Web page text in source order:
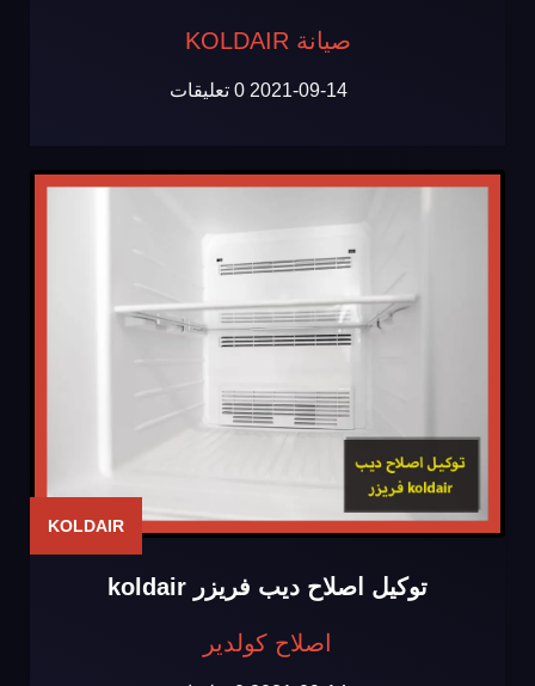
صيانة KOLDAIR
2021-09-14 0 تعليقات
KOLDAIR
توكيل اصلاح ديب فريزر koldair
اصلاح كولدير